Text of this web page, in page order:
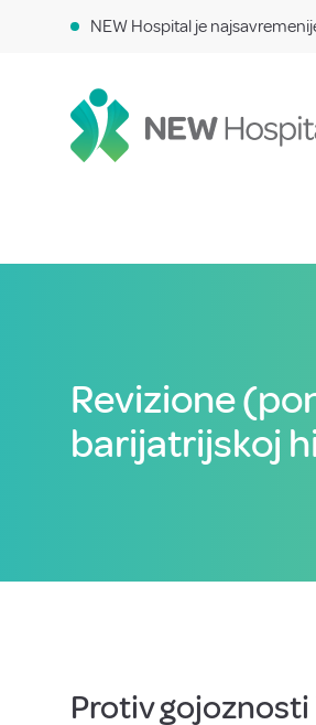
NEW Hospital je
Revizione
barijatrijskoj
Protiv